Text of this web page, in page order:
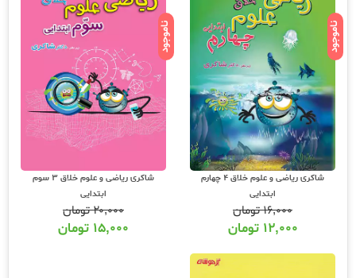
ناموجود
شاکری ریاضی و علوم خلاق 4 چهارم
ابتدایی
۱۶,۰۰۰تومان
۱۲,۰۰۰ تومان
ناموجود
شاکری ریاضی و علوم خلاق 3 سوم
ابتدایی
۲۰,۰۰۰تومان
۱۵,۰۰۰ تومان